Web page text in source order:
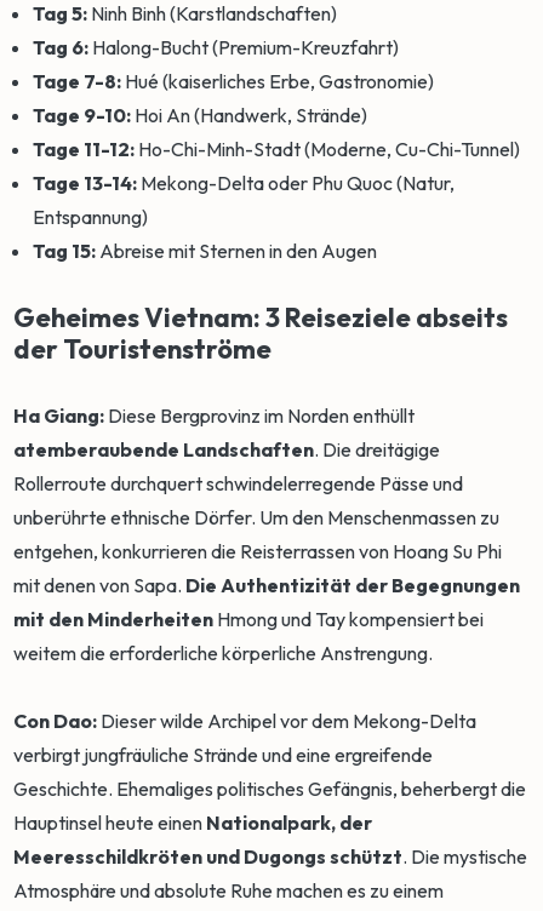
Tag 5: Ninh Binh (Karstlandschaften)
Tag 6: Halong-Bucht (Premium-Kreuzfahrt)
Tage 7-8: Hué (kaiserliches Erbe, Gastronomie)
Tage 9-10: Hoi An (Handwerk, Strände)
Tage 11-12: Ho-Chi-Minh-Stadt (Moderne, Cu-Chi-Tunnel)
Tage 13-14: Mekong-Delta oder Phu Quoc (Natur,
Entspannung)
Tag 15: Abreise mit Sternen in den Augen
Geheimes Vietnam: 3 Reiseziele abseits
der Touristenströme
Ha Giang: Diese Bergprovinz im Norden enthüllt
atemberaubende Landschaften. Die dreitägige
Rollerroute durchquert schwindelerregende Pässe und
unberührte ethnische Dörfer. Um den Menschenmassen zu
entgehen, konkurrieren die Reisterrassen von Hoang Su Phi
mit denen von Sapa. Die Authentizität der Begegnungen
mit den Minderheiten Hmong und Tay kompensiert bei
weitem die erforderliche körperliche Anstrengung.
Con Dao: Dieser wilde Archipel vor dem Mekong-Delta
verbirgt jungfräuliche Strände und eine ergreifende
Geschichte. Ehemaliges politisches Gefängnis, beherbergt die
Hauptinsel heute einen Nationalpark, der
Meeresschildkröten und Dugongs schützt. Die mystische
Atmosphäre und absolute Ruhe machen es zu einem